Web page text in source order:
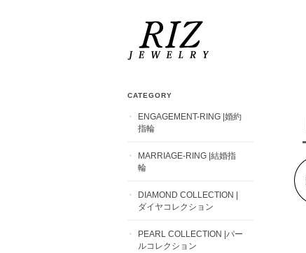
CATEGORY
ENGAGEMENT-RING |婚約
指輪
MARRIAGE-RING |結婚指
輪
DIAMOND COLLECTION |
ダイヤコレクション
PEARL COLLECTION |パー
ルコレクション